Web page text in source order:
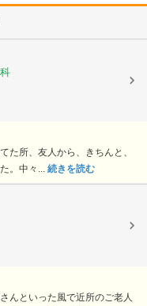
た所、友人から、きちんと、
。中々... 続きを読む
んといった風で近所のご老人